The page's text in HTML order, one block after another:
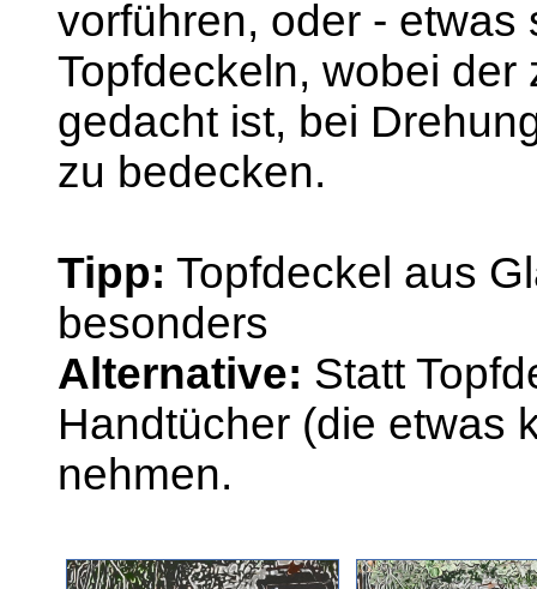
vorführen, oder -
Topfdeckeln, wobei der
gedacht ist, bei
zu bedecken.
Tipp: Topfdeckel aus
besonders
Alternative: Statt
Handtücher (die etwas
nehmen.